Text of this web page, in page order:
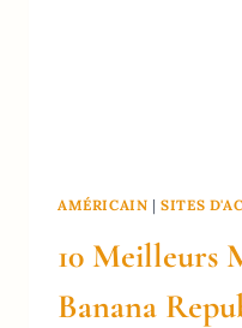
AMÉRICAIN |SITES
10 Meilleurs
Banana